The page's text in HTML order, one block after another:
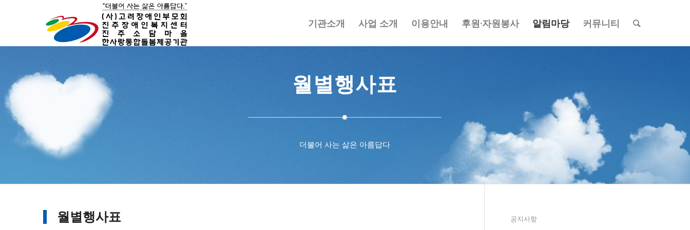
기관소개 사업 소개 이용안내 후원·자원봉사 알림마당 커뮤니티
월별행사표
더불어 사는 삶은 아름답다
월별행사표 공지사항